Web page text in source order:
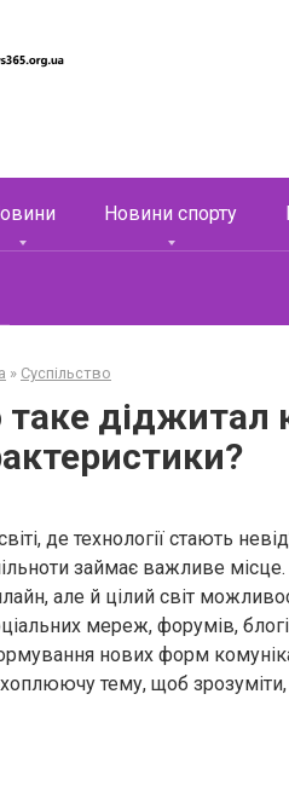
Новини спорту
» Суспільство
діджитал
де технології стають
займає важливе
але й цілий світ
мереж, форумів,
нових форм
тему, щоб